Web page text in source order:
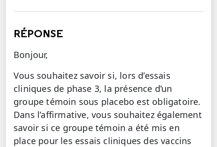
RÉPONSE
Bonjour,
Vous souhaitez savoir si, lors d’essais
cliniques de phase 3, la présence d’un
groupe témoin sous placebo est obligatoire.
Dans l’affirmative, vous souhaitez également
savoir si ce groupe témoin a été mis en
place pour les essais cliniques des vaccins